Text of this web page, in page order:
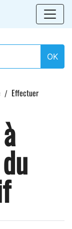
OK
Effectuer